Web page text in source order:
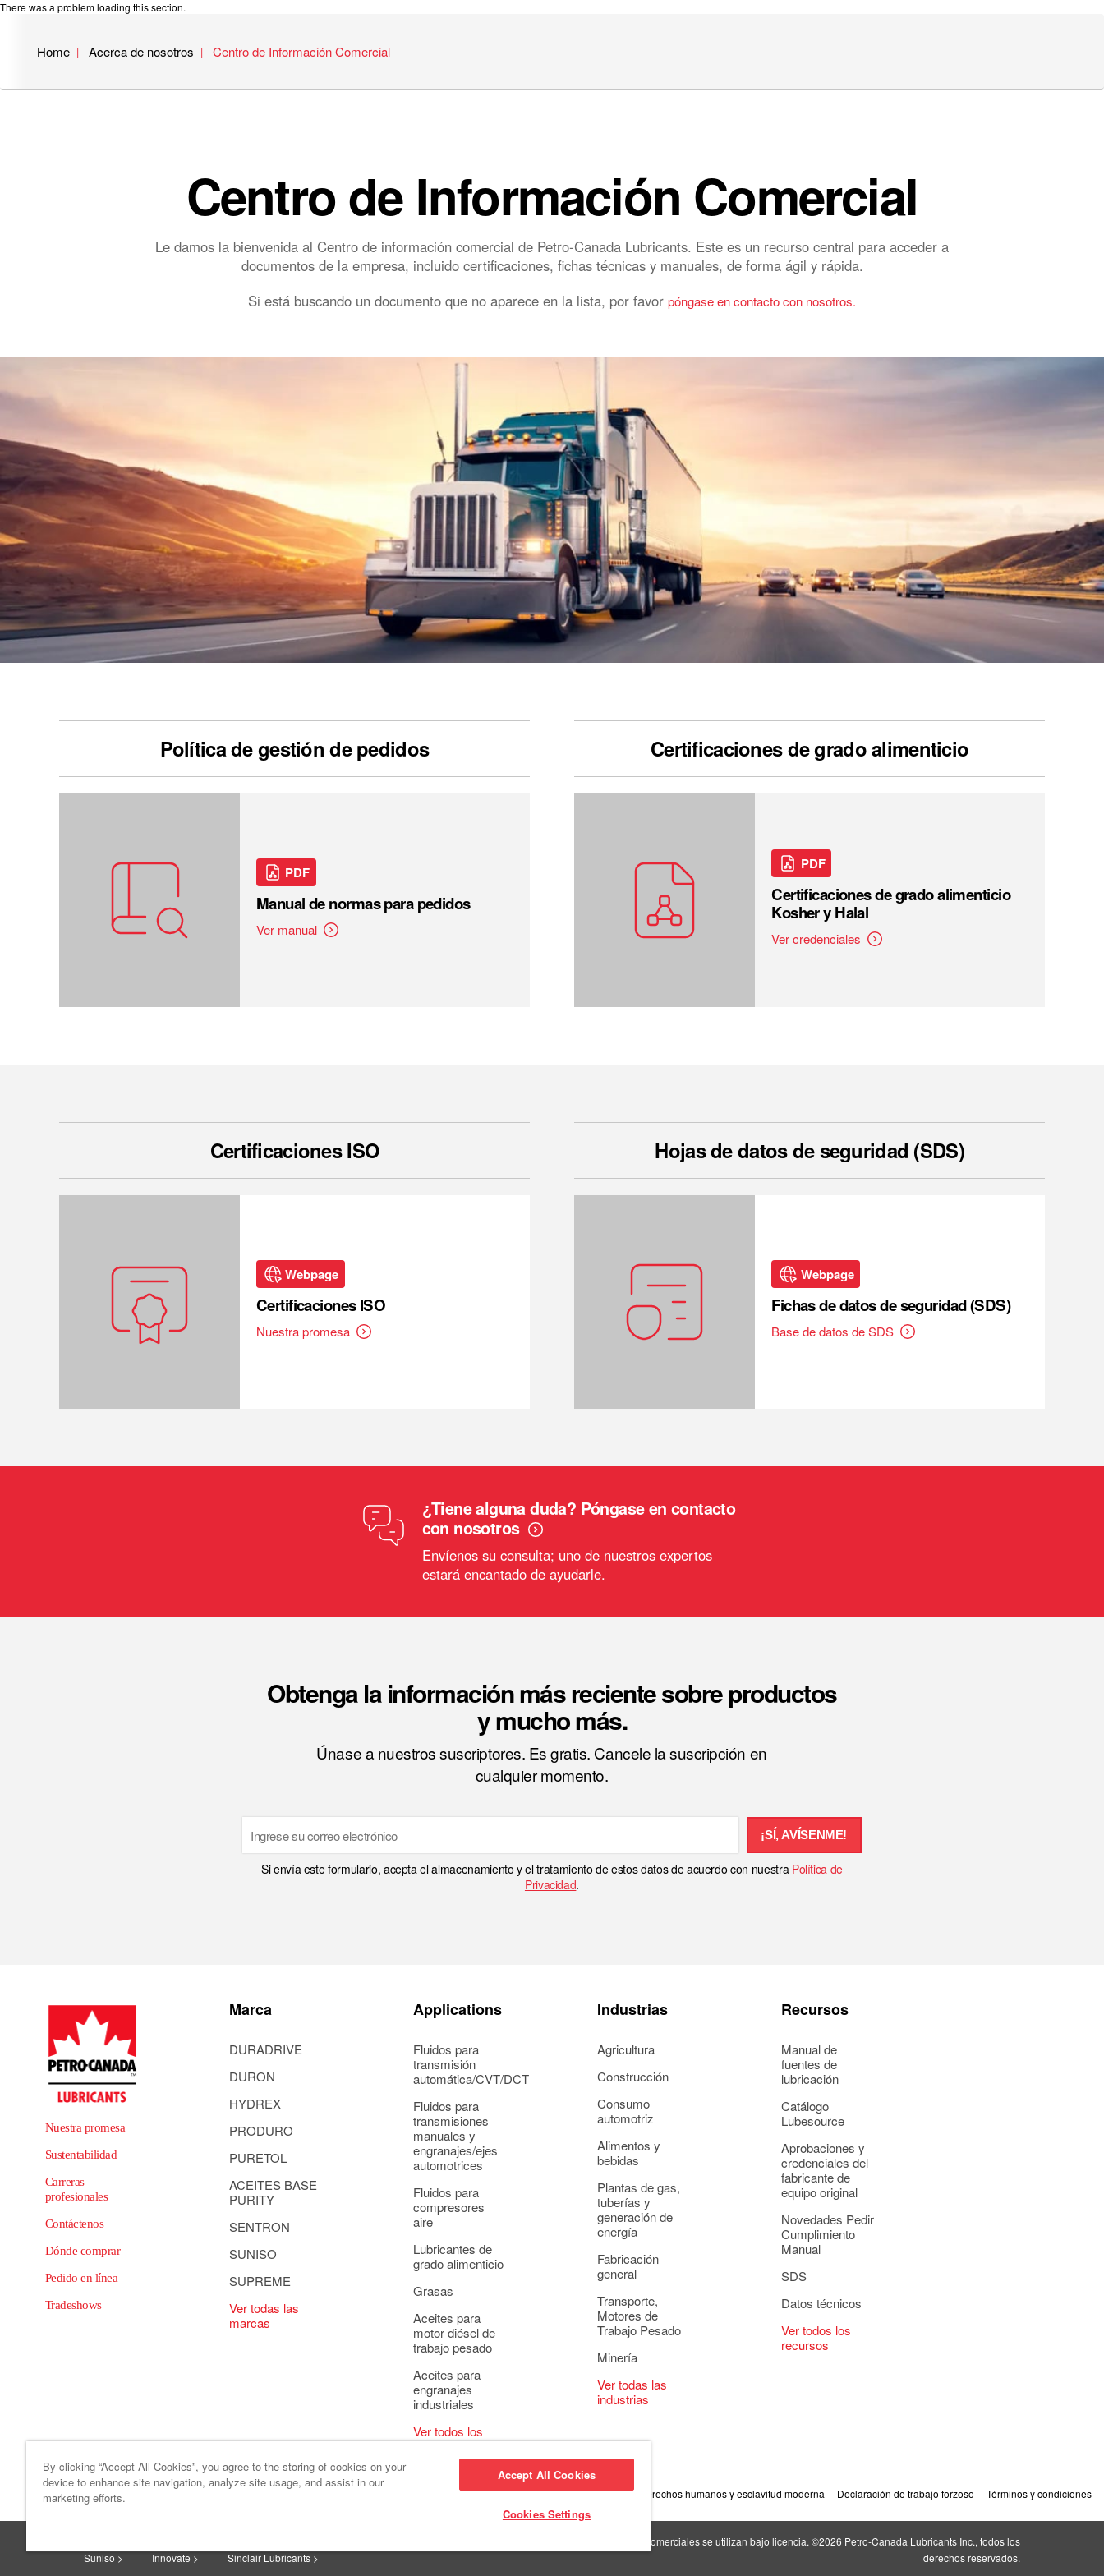
There was a problem loading this section.
Home Acerca de nosotros Centro de Información Comercial
Centro de Información Comercial
Le damos la bienvenida al Centro de información comercial de Petro-Canada Lubricants. Este es un recurso central para acceder a
documentos de la empresa, incluido certificaciones, fichas técnicas y manuales, de forma ágil y rápida.
Si está buscando un documento que no aparece en la lista, por favor póngase en contacto con nosotros.
Política de gestión de pedidos
PDF
Manual de normas para pedidos
Ver manual
Certificaciones de grado alimenticio
PDF
Certificaciones de grado alimenticio
Kosher y Halal
Ver credenciales
Certificaciones ISO
Webpage
Certificaciones ISO
Nuestra promesa
Hojas de datos de seguridad (SDS)
Webpage
Fichas de datos de seguridad (SDS)
Base de datos de SDS
¿Tiene alguna duda? Póngase en contacto
con nosotros
Envíenos su consulta; uno de nuestros expertos
estará encantado de ayudarle.
Obtenga la información más reciente sobre productos
y mucho más.
Únase a nuestros suscriptores. Es gratis. Cancele la suscripción en
cualquier momento.
Email
¡SÍ, AVÍSENME!
Si envía este formulario, acepta el almacenamiento y el tratamiento de estos datos de acuerdo con nuestra Política de
Privacidad.
Nuestra promesa
Sustentabilidad
Carreras
profesionales
Contáctenos
Dónde comprar
Pedido en línea
Tradeshows
Marca
DURADRIVE
DURON
HYDREX
PRODURO
PURETOL
ACEITES BASE
PURITY
SENTRON
SUNISO
SUPREME
Ver todas las
marcas
Applications
Fluidos para
transmisión
automática/CVT/DCT
Fluidos para
transmisiones
manuales y
engranajes/ejes
automotrices
Fluidos para
compresores
aire
Lubricantes de
grado alimenticio
Grasas
Aceites para
motor diésel de
trabajo pesado
Aceites para
engranajes
industriales
Ver todos los
usos
Industrias
Agricultura
Construcción
Consumo
automotriz
Alimentos y
bebidas
Plantas de gas,
tuberías y
generación de
energía
Fabricación
general
Transporte,
Motores de
Trabajo Pesado
Minería
Ver todas las
industrias
Recursos
Manual de
fuentes de
lubricación
Catálogo
Lubesource
Aprobaciones y
credenciales del
fabricante de
equipo original
Novedades Pedir
Cumplimiento
Manual
SDS
Datos técnicos
Ver todos los
recursos
Mapa del sitio Código de ética y conducta empresarial Configuración de cookies Política de derechos humanos y esclavitud moderna Declaración de trabajo forzoso Términos y condiciones
Las marcas comerciales se utilizan bajo licencia. ©2026 Petro‐Canada Lubricants Inc., todos los
derechos reservados.
Suniso >
Innovate > Sinclair Lubricants >
By clicking “Accept All Cookies”, you agree to the storing of cookies on your
device to enhance site navigation, analyze site usage, and assist in our
marketing efforts.
Accept All Cookies
Cookies Settings